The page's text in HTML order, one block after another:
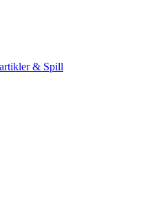
& Spill